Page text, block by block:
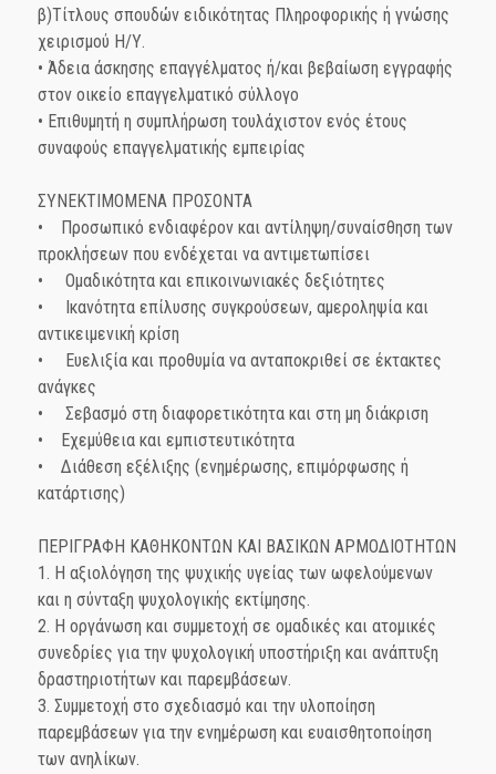
β)Τίτλους σπουδών ειδικότητας Πληροφορικής ή γνώσης
χειρισμού Η/Υ.
• Άδεια άσκησης επαγγέλματος ή/και βεβαίωση εγγραφής
στον οικείο επαγγελματικό σύλλογο
• Επιθυμητή η συμπλήρωση τουλάχιστον ενός έτους
συναφούς επαγγελματικής εμπειρίας
ΣΥΝΕΚΤΙΜΟΜΕΝΑ ΠΡΟΣΟΝΤΑ
• Προσωπικό ενδιαφέρον και αντίληψη/συναίσθηση των
προκλήσεων που ενδέχεται να αντιμετωπίσει
• Ομαδικότητα και επικοινωνιακές δεξιότητες
• Ικανότητα επίλυσης συγκρούσεων, αμεροληψία και
αντικειμενική κρίση
• Ευελιξία και προθυμία να ανταποκριθεί σε έκτακτες
ανάγκες
• Σεβασμό στη διαφορετικότητα και στη μη διάκριση
• Εχεμύθεια και εμπιστευτικότητα
• Διάθεση εξέλιξης (ενημέρωσης, επιμόρφωσης ή
κατάρτισης)
ΠΕΡΙΓΡΑΦΗ ΚΑΘΗΚΟΝΤΩΝ ΚΑΙ ΒΑΣΙΚΩΝ ΑΡΜΟΔΙΟΤΗΤΩΝ
1. Η αξιολόγηση της ψυχικής υγείας των ωφελούμενων
και η σύνταξη ψυχολογικής εκτίμησης.
2. Η οργάνωση και συμμετοχή σε ομαδικές και ατομικές
συνεδρίες για την ψυχολογική υποστήριξη και ανάπτυξη
δραστηριοτήτων και παρεμβάσεων.
3. Συμμετοχή στο σχεδιασμό και την υλοποίηση
παρεμβάσεων για την ενημέρωση και ευαισθητοποίηση
των ανηλίκων.